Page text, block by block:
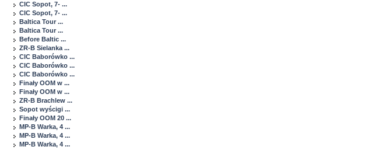
CIC Sopot, 7- ...
CIC Sopot, 7- ...
Baltica Tour ...
Baltica Tour ...
Before Baltic ...
ZR-B Sielanka ...
CIC Baborówko ...
CIC Baborówko ...
CIC Baborówko ...
Finały OOM w ...
Finały OOM w ...
ZR-B Brachlew ...
Sopot wyścigi ...
Finały OOM 20 ...
MP-B Warka, 4 ...
MP-B Warka, 4 ...
MP-B Warka, 4 ...